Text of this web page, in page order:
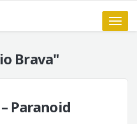
Toggle
Brava"
Paranoid